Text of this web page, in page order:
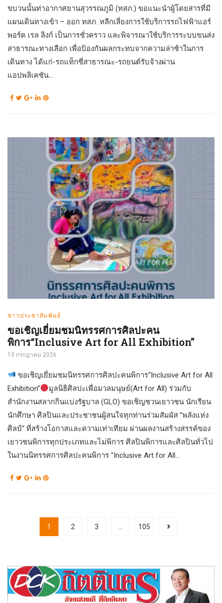
ขบวนนั้นท่าอากาศยานสุวรรณภูมิ (ทสภ.) ขอแนะนำผู้โดยสารที่มี
แผนเดินทางเข้า – ออก ทสภ. หลีกเลี่ยงการใช้บริการรถไฟฟ้าแอร์
พอร์ต เรล ลิงก์ เป็นการชั่วคราว และพิจารณาใช้บริการระบบขนส่ง
สาธารณะทางเลือก เพื่อป้องกันผลกระทบจากความล่าช้าในการ
เดินทาง ได้แก่-รถแท็กซี่สาธารณะ-รถยนต์รับจ้างผ่าน
แอปพลิเคชัน...
ข่าวประชาสัมพันธ์
ขอเชิญเยี่ยมชมนิทรรศการศิลปะคน
พิการ“Inclusive Art for All Exhibition”
13 กรกฎาคม 2026
ขอเชิญเยี่ยมชมนิทรรศการศิลปะคนพิการ“Inclusive Art for All
Exhibition”
มูลนิธิศิลปะเพื่อมวลมนุษย์(Art for All) ร่วมกับ
สำนักงานสลากกินแบ่งรัฐบาล (GLO) ขอเชิญชวนเยาวชน นักเรียน
นักศึกษา ศิลปินและประชาชนผู้สนใจทุกท่านร่วมสัมผัส ”พลังแห่ง
ศิลป์“ ที่สร้างโอกาสและความเท่าเทียม ผ่านผลงานสร้างสรรค์ของ
เยาวชนพิการทุกประเภทและไม่พิการ ศิลปินพิการและศิลปินทั่วไป
ในงานนิทรรศการศิลปะคนพิการ "Inclusive Art for All...
1 2 3 105